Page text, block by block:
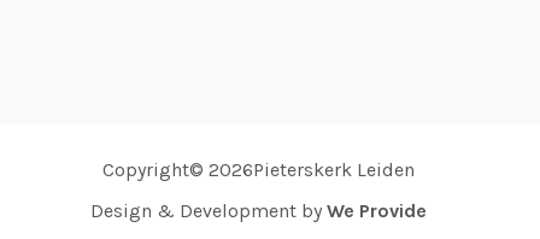
Copyright© 2026Pieterskerk Leiden
Design & Development by We Provide